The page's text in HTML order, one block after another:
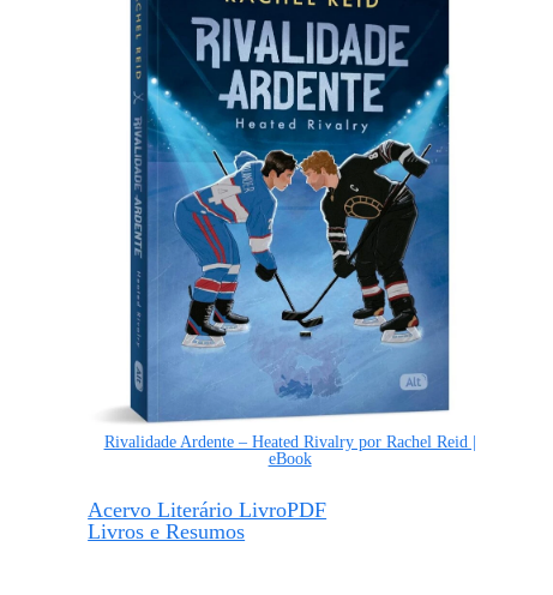
Rivalidade Ardente – Heated Rivalry por Rachel Reid |
eBook
Acervo Literário LivroPDF
Livros e Resumos